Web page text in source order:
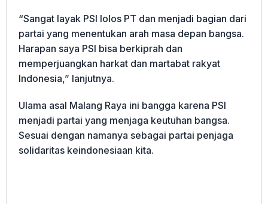
“Sangat layak PSI lolos PT dan menjadi bagian dari
partai yang menentukan arah masa depan bangsa.
Harapan saya PSI bisa berkiprah dan
memperjuangkan harkat dan martabat rakyat
Indonesia,” lanjutnya.
Ulama asal Malang Raya ini bangga karena PSI
menjadi partai yang menjaga keutuhan bangsa.
Sesuai dengan namanya sebagai partai penjaga
solidaritas keindonesiaan kita.